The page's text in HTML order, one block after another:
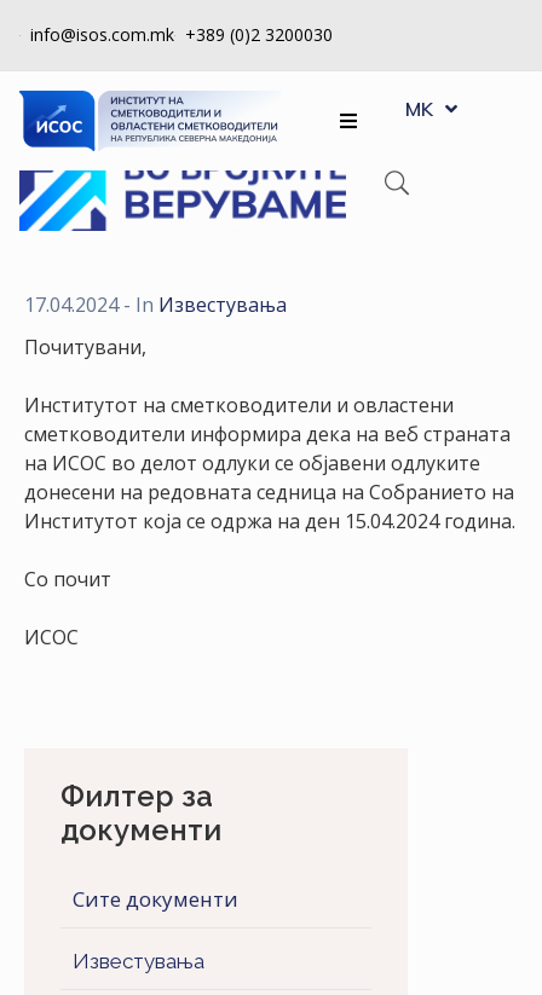
info@isos.com.mk +389 (0)2 3200030
ЗА
НАС
РЕГИСТРИ
КОНТРОЛА
КВАЛИТЕТ
КАКО
ДА
СТАНАМ
ЧЛЕН
ПОДАТОЦИ
MK
SQ
Филтер за
документи
Сите документи
Известувања
17.04.2024- In Известувања
Почитувани,
Институтот на сметководители и овластени
сметководители информира дека на веб страната
на ИСОС во делот одлуки се објавени одлуките
донесени на редовната седница на Собранието на
Институтот која се одржа на ден 15.04.2024 година.
Со почит
ИСОС